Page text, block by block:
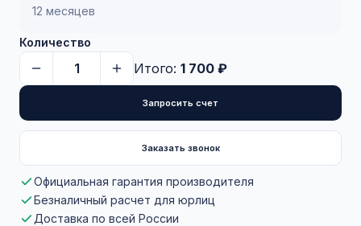
12 месяцев
Количество
Итого: 1 700 ₽
Запросить счет
Заказать звонок
Официальная гарантия производителя
Безналичный расчет для юрлиц
Доставка по всей России